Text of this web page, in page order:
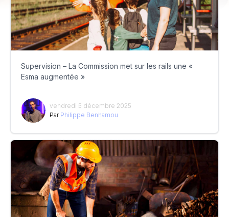
Supervision – La Commission met sur les rails une «
Esma augmentée »
vendredi 5 décembre 2025
Par Philippe Benhamou